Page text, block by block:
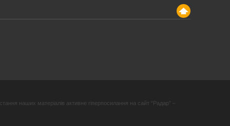
наших матеріалів активне гіперпосилання на сайт “Радар” –